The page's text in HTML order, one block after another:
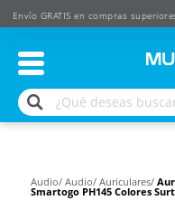
Envío GRATIS en compras
Audio/ Audio/ Auriculares/
Smartogo PH145 Colores